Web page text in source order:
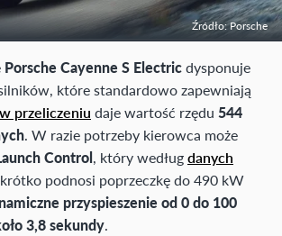
Źródło: Porsche
Porsche Cayenne S Electricdysponuje
które standardowo zapewniają
w przeliczeniu daje wartość rzędu 544
. W razie potrzeby kierowca może
Control, który wedługdanych
podnosi poprzeczkę do 490 kW
przyspieszenie od 0 do 100
3,8 sekundy.